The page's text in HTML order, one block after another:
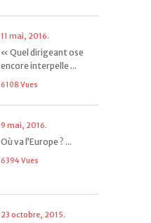
11 mai, 2016.
« Quel dirigeant ose
encore interpelle ...
6108 Vues
9 mai, 2016.
Où va l’Europe ? ...
6394 Vues
23 octobre, 2015.